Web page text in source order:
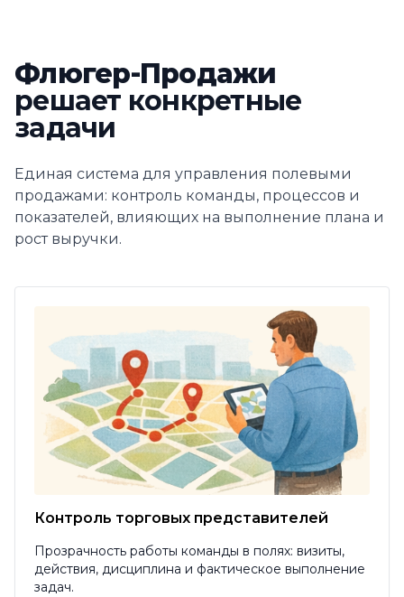
Флюгер-Продажи
решает конкретные
задачи
Единая система для управления полевыми
продажами: контроль команды, процессов и
показателей, влияющих на выполнение плана и
рост выручки.
Контроль торговых представителей
Прозрачность работы команды в полях: визиты,
действия, дисциплина и фактическое выполнение
задач.